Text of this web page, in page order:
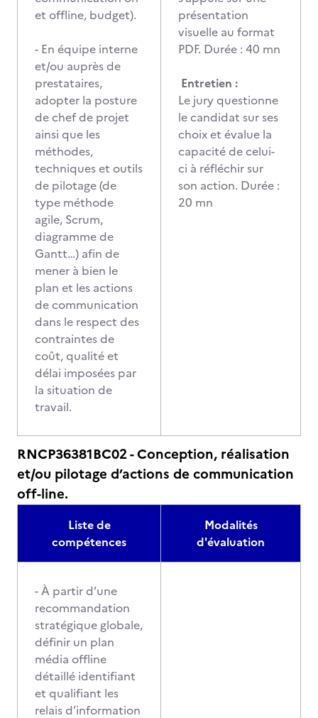
et offline, budget).
- En équipe interne
et/ou auprès de
prestataires,
adopter la posture
de chef de projet
ainsi que les
méthodes,
techniques et outils
de pilotage (de
type méthode
agile, Scrum,
diagramme de
Gantt…) afin de
mener à bien le
plan et les actions
de communication
dans le respect des
contraintes de
coût, qualité et
délai imposées par
la situation de
travail.
présentation
visuelle au format
PDF. Durée : 40 mn
Entretien :
Le jury questionne
le candidat sur ses
choix et évalue la
capacité de celui-
ci à réfléchir sur
son action. Durée :
20 mn
RNCP36381BC02 - Conception, réalisation
et/ou pilotage d’actions de communication
off-line.
Liste de
compétences
Modalités
d'évaluation
- À partir d’une
recommandation
stratégique globale,
définir un plan
média offline
détaillé identifiant
et qualifiant les
relais d’information